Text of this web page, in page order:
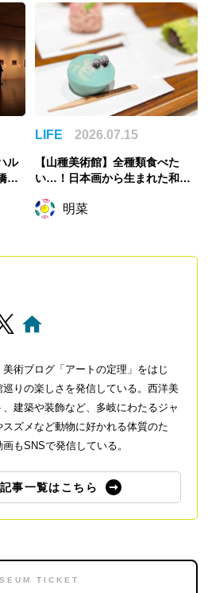
ル
と
LIFE 2026.07.15
【山種美術館】全種類食べた
い…！日本画から生まれた和菓
明菜
術ブログ「アートの定理」をはじ
りの楽しさを発信している。西洋美
建築や装飾など、多岐にわたるジャ
ズメなど動物に好かれる体質のた
もSNSで発信している。
事一覧はこちら
TICKET